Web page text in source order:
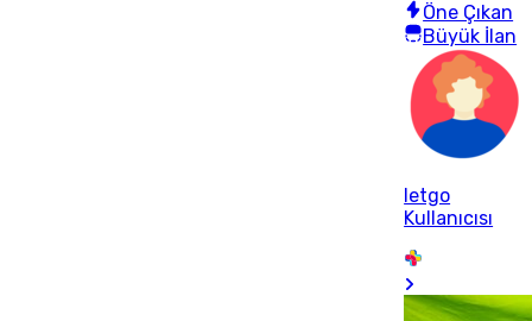
Öne Çıkan
Büyük İlan
letgo
Kullanıcısı